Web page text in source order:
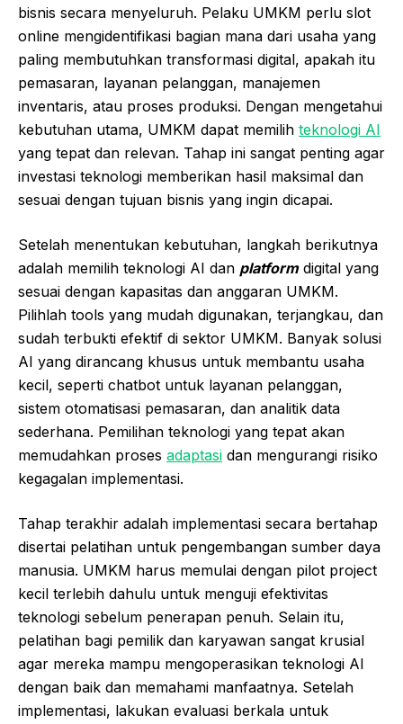
bisnis secara menyeluruh. Pelaku UMKM perlu slot
online mengidentifikasi bagian mana dari usaha yang
paling membutuhkan transformasi digital, apakah itu
pemasaran, layanan pelanggan, manajemen
inventaris, atau proses produksi. Dengan mengetahui
kebutuhan utama, UMKM dapat memilih teknologi AI
yang tepat dan relevan. Tahap ini sangat penting agar
investasi teknologi memberikan hasil maksimal dan
sesuai dengan tujuan bisnis yang ingin dicapai.
Setelah menentukan kebutuhan, langkah berikutnya
adalah memilih teknologi AI dan platformdigital yang
sesuai dengan kapasitas dan anggaran UMKM.
Pilihlah tools yang mudah digunakan, terjangkau, dan
sudah terbukti efektif di sektor UMKM. Banyak solusi
AI yang dirancang khusus untuk membantu usaha
kecil, seperti chatbot untuk layanan pelanggan,
sistem otomatisasi pemasaran, dan analitik data
sederhana. Pemilihan teknologi yang tepat akan
memudahkan proses adaptasi dan mengurangi risiko
kegagalan implementasi.
Tahap terakhir adalah implementasi secara bertahap
disertai pelatihan untuk pengembangan sumber daya
manusia. UMKM harus memulai dengan pilot project
kecil terlebih dahulu untuk menguji efektivitas
teknologi sebelum penerapan penuh. Selain itu,
pelatihan bagi pemilik dan karyawan sangat krusial
agar mereka mampu mengoperasikan teknologi AI
dengan baik dan memahami manfaatnya. Setelah
implementasi, lakukan evaluasi berkala untuk